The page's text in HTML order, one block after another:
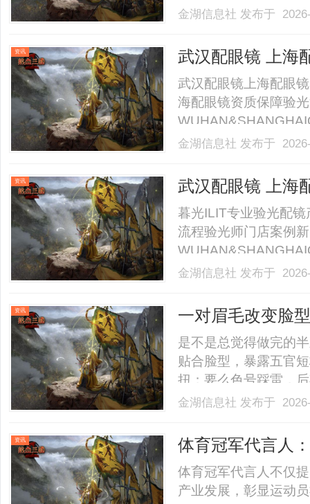
业验光配镜的写字楼
40%-60%优惠，兼顾
金湖信息社 发布于
资讯 武汉配眼镜 上海
武汉配眼镜上海配眼
海配眼镜资质保障验
业验光配镜的写字楼
40%-60%优惠，兼顾
金湖信息社 发布于
资讯 武汉配眼镜 上海
暮光ILIT专业验光配
流程验光师门店案例
业验光配镜的写字楼
40%-60%优惠，兼顾
金湖信息社 发布于
资讯
一对眉毛改变脸
性眉形解法！久
是不是总觉得做完的
贴合脸型，暴露五官
扭；要么色号踩雷，
照搬模板，而是精准
廓、测试五官曲直量
一.........
金湖信息社 发布于
资讯
体育冠军代言人
之路
体育冠军代言人不仅
产业发展，彰显运动